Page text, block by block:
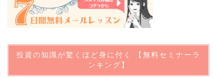
投資の知識が驚くほど身に付く 【無料セミナーラ
ンキング】